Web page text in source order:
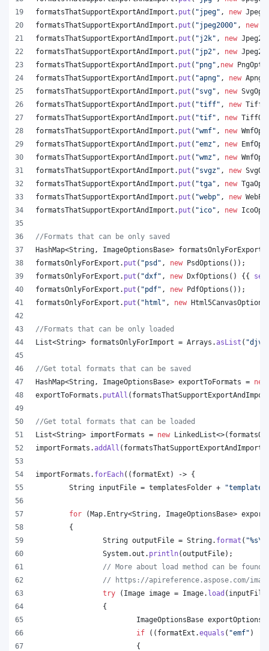
formatsThatSupportExportAndImport . put ( "jpeg" , new
formatsThatSupportExportAndImport . put ( "jpeg2000" , new
formatsThatSupportExportAndImport . put ( "j2k" , new
formatsThatSupportExportAndImport . put ( "jp2" , new
formatsThatSupportExportAndImport . put ( "png" , new
formatsThatSupportExportAndImport . put ( "apng" , new
formatsThatSupportExportAndImport . put ( "svg" , new
formatsThatSupportExportAndImport . put ( "tiff" , new
formatsThatSupportExportAndImport . put ( "tif" , new
formatsThatSupportExportAndImport . put ( "wmf" , new
formatsThatSupportExportAndImport . put ( "emz" , new
formatsThatSupportExportAndImport . put ( "wmz" , new
formatsThatSupportExportAndImport . put ( "svgz" , new
formatsThatSupportExportAndImport . put ( "tga" , new
formatsThatSupportExportAndImport . put ( "webp" , new
formatsThatSupportExportAndImport . put ( "ico" , new
//Formats that can be only saved
HashMap<String , ImageOptionsBase> formatsOnlyForExport
formatsOnlyForExport . put ( "psd" , new PsdOptions ());
formatsOnlyForExport . put ( "dxf" , new DxfOptions () {{
formatsOnlyForExport . put ( "pdf" , new PdfOptions ());
formatsOnlyForExport . put ( "html" , new Html5CanvasOptions
//Formats that can be only loaded
List<String> formatsOnlyForImport = Arrays .asList (
//Get total formats that can be saved
HashMap<String , ImageOptionsBase> exportToFormats = new
exportToFormats . putAll (
//Get total formats that can be loaded
List<String> importFormats = new LinkedList<>(
importFormats .addAll ( formatsThatSupportExportAndImport
importFormats . forEach(( formatExt ) -> {
String inputFile = templatesFolder +
for (Map. Entry<String , ImageOptionsBase>
	{
String outputFile = String. format ( "%s\\
System.out . println(outputFile);
// More about load method can be found
// https://apireference.aspose.com/
try ( Image image = Image. load ( inputFile
		{
ImageOptionsBase exportOptions
if (( formatExt .equals ( "emf" )
			{